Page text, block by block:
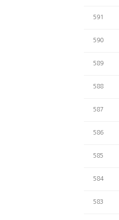
591
590
589
588
587
586
585
584
583